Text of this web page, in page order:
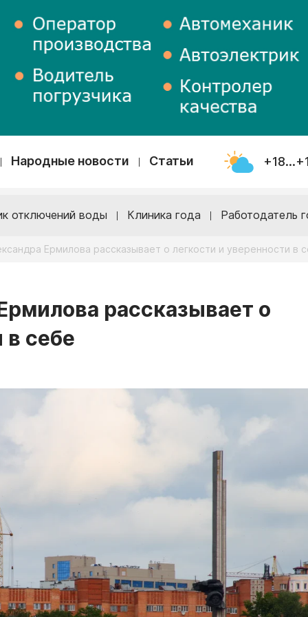
Народные новости Статьи
отключений воды Клиника года Работодатель
Ермилова рассказывает о легкости и уверенности в
рассказывает о
в себе